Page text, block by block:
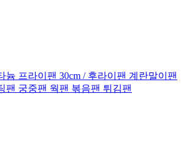
늄 프라이팬 30cm / 후라이팬 계란말이팬
팬 궁중팬 웍팬 볶음팬 튀김팬